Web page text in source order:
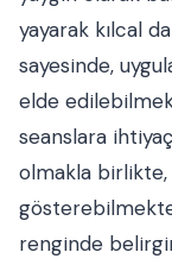
yayarak kılcal
sayesinde,
elde
seanslara
olmakla birlikte,
renginde